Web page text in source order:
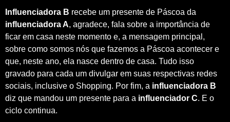
Influenciadora B recebe um presente de Páscoa da
influenciadora A, agradece, fala sobre a importância de
ficar em casa neste momento e, a mensagem principal,
sobre como somos nós que fazemos a Páscoa acontecer e
que, neste ano, ela nasce dentro de casa. Tudo isso
gravado para cada um divulgar em suas respectivas redes
sociais, inclusive o Shopping. Por fim, a influenciadora B
diz que mandou um presente para a influenciador C. E o
ciclo continua.